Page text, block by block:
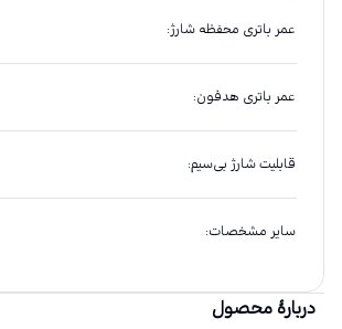
عمر باتری محفظه شارژ:
عمر باتری هدفون:
قابلیت شارژ بی‌سیم:
سایر مشخصات:
دربارهٔ محصول